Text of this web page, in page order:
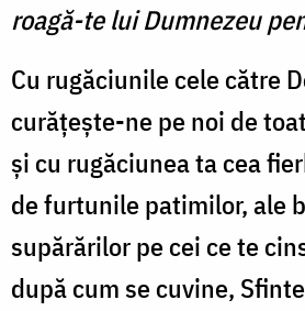
roagă-te lui Dumnezeu
Cu rugăciunile cele către
curăţeşte-ne pe noi de
şi cu rugă­ciunea ta cea
de furtunile patimilor, ale
supărărilor pe cei ce te
după cum se cuvine,